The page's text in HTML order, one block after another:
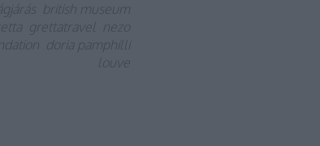
british museum
grettatravel
nezo
doria pamphilli
louve